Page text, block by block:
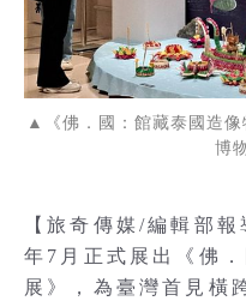
▲《佛．國：館藏泰國造
博
【旅奇傳媒/編輯部
年7月正式展出《佛
展》，為臺灣首見橫